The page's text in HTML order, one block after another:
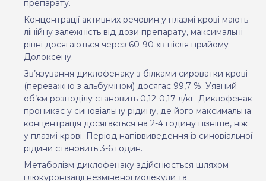
препарату.
Концентрації активних речовин у плазмі крові мають
лінійну залежність від дози препарату, максимальні
рівні досягаються через 60-90 хв після прийому
Долоксену.
Зв’язування диклофенаку з білками сироватки крові
(переважно з альбуміном) досягає 99,7 %. Уявний
об’єм розподілу становить 0,12-0,17 л/кг. Диклофенак
проникає у синовіальну рідину, де його максимальна
концентрація досягається на 2-4 годину пізніше, ніж
у плазмі крові. Період напіввиведення із синовіальної
рідини становить 3-6 годин.
Метаболізм диклофенаку здійснюється шляхом
глюкуронізації незміненої молекули та